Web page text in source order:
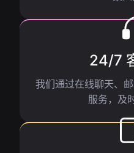
24/7
我们通过在线聊天、
服务，及